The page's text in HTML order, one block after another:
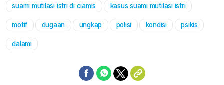
suami mutilasi istri di ciamis kasus suami mutilasi istri
motif dugaan ungkap polisi kondisi psikis
dalami